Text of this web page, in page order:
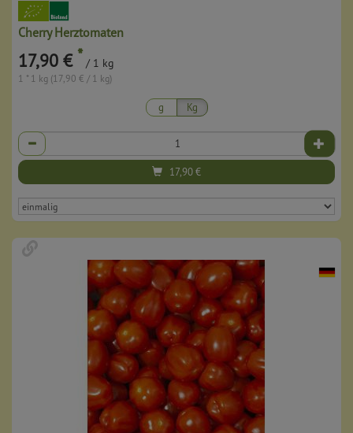
Cherry Herztomaten
17,90 € * / 1 kg
1 * 1 kg (17,90 € / 1 kg)
g Kg
Anzahl
17,90€